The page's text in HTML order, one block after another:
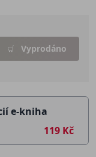
Vyprodáno
e-kniha
119 Kč